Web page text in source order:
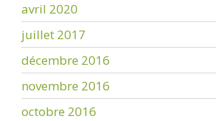
avril 2020
juillet 2017
décembre 2016
novembre 2016
octobre 2016